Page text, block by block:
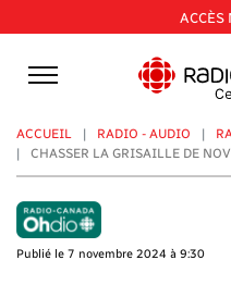
au
contenu
principal
ACCÈS
ACCUEIL RADIO - AUDIO
CHASSER LA GRISAILLE DE
Publié le 7 novembre 2024 à 9:30